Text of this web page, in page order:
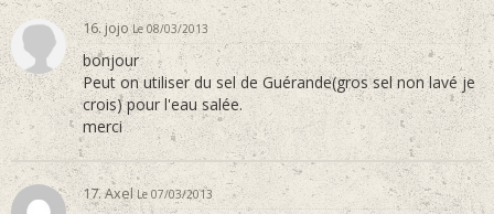
16. jojoLe 08/03/2013
bonjour
Peut on utiliser du sel de Guérande(gros sel non lavé je
crois) pour l'eau salée.
merci
17. AxelLe 07/03/2013